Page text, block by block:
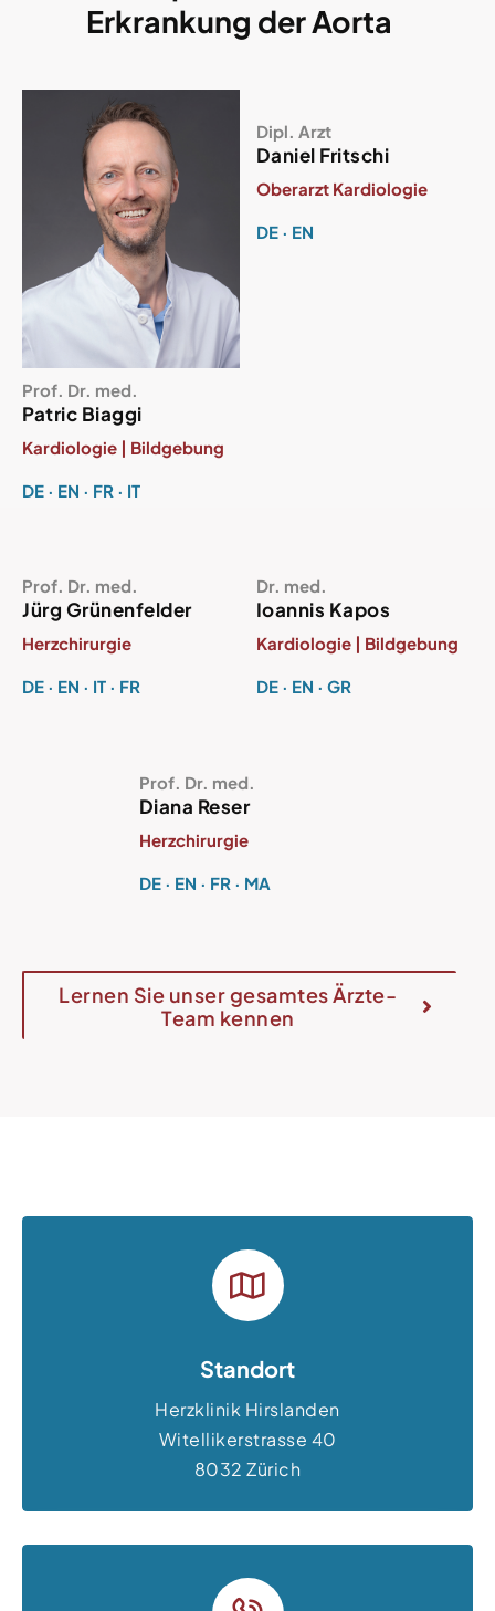
Erkrankung der Aorta
Prof. Dr. med.
Patric Biaggi
Kardiologie | Bildgebung
DE · EN · FR · IT
Dipl. Arzt
Daniel Fritschi
Oberarzt Kardiologie
DE · EN
Prof. Dr. med.
Jürg Grünenfelder
Herzchirurgie
DE · EN · IT · FR
Dr. med.
Ioannis Kapos
Kardiologie | Bildgebung
DE · EN · GR
Prof. Dr. med.
Diana Reser
Herzchirurgie
DE · EN · FR · MA
Lernen Sie unser gesamtes Ärzte-
Team kennen
Standort
Herzklinik Hirslanden
Witellikerstrasse 40
8032 Zürich